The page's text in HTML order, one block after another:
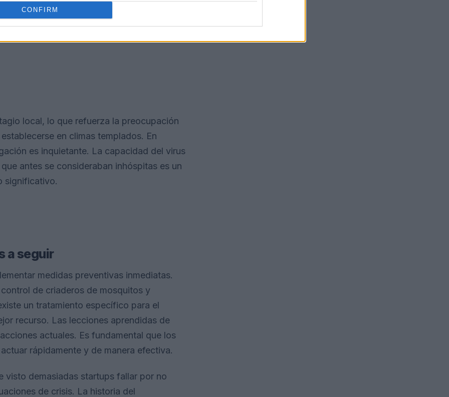
CONFIRM
local, lo que refuerza la preocupación
en climas templados. En
es inquietante. La capacidad del virus
antes se consideraban inhóspitas es un
significativo.
a seguir
medidas preventivas inmediatas.
de criaderos de mosquitos y
un tratamiento específico para el
recurso. Las lecciones aprendidas de
actuales. Es fundamental que los
rápidamente y de manera efectiva.
visto demasiadas startups fallar por no
de crisis. La historia del